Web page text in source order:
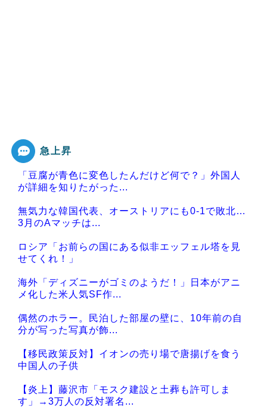
急上昇
「豆腐が青色に変色したんだけど何で？」外国人
が詳細を知りたがった...
無気力な韓国代表、オーストリアにも0-1で敗北…
3月のAマッチは...
ロシア「お前らの国にある似非エッフェル塔を見
せてくれ！」
海外「ディズニーがゴミのようだ！」日本がアニ
メ化した米人気SF作...
偶然のホラー。民泊した部屋の壁に、10年前の自
分が写った写真が飾...
【移民政策反対】イオンの売り場で唐揚げを食う
中国人の子供
【炎上】藤沢市「モスク建設と土葬も許可しま
す」→3万人の反対署名...